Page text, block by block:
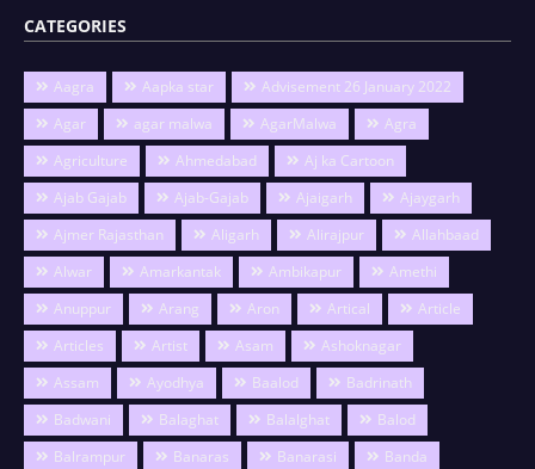
CATEGORIES
Aagra Aapka star
Advisement 26 January 2022
Agar
agar malwa AgarMalwa
Agra
Agriculture
Ahmedabad
Aj ka Cartoon
Ajab Gajab
Ajab-Gajab Ajaigarh
Ajaygarh
Ajmer Rajasthan
Aligarh Alirajpur
Allahbaad
Alwar
Amarkantak Ambikapur
Amethi
Anuppur
Arang Aron Artical
Article
Articles
Artist Asam
Ashoknagar
Assam
Ayodhya Baalod
Badrinath
Badwani
Balaghat Balalghat
Balod
Balrampur
Banaras Banarasi
Banda